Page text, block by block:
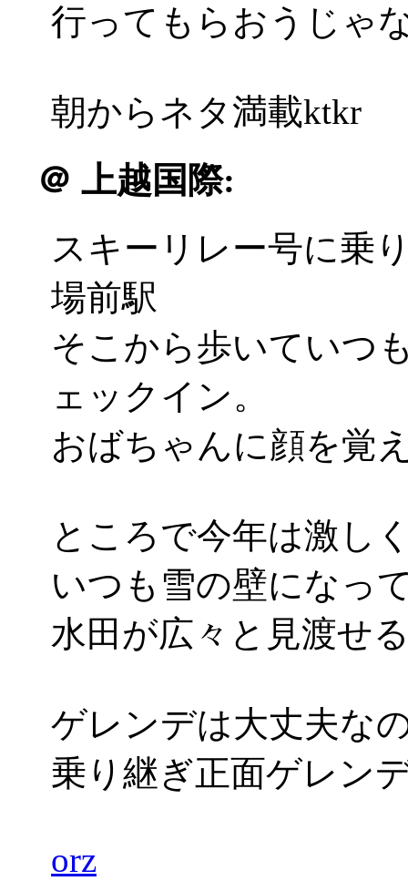
行ってもらおうじゃ
朝からネタ満載ktkr
＠ 上越国際:
スキーリレー号に乗
場前駅
そこから歩いていつ
ェックイン。
おばちゃんに顔を覚
ところで今年は激し
いつも雪の壁になっ
水田が広々と見渡せ
ゲレンデは大丈夫な
乗り継ぎ正面ゲレン
orz